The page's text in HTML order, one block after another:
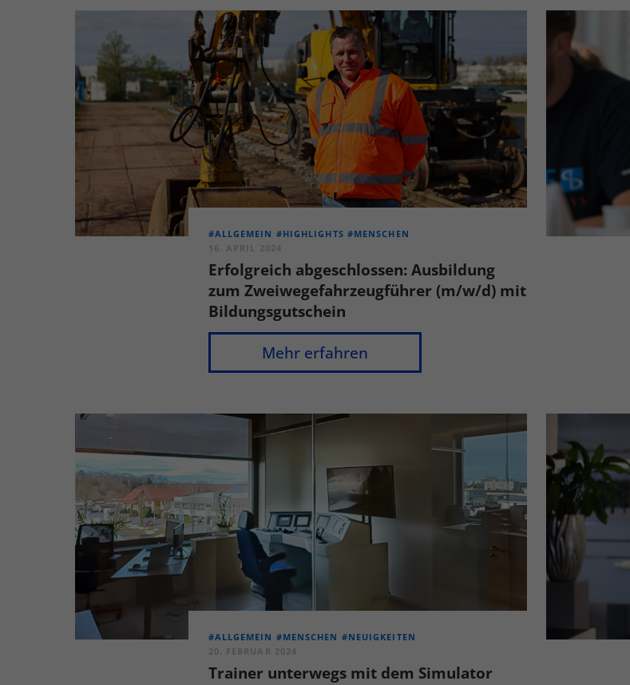
#ALLGEMEIN #HIGHLIGHTS #MENSCHEN
16. APRIL 2024
Erfolgreich abgeschlossen: Ausbildung
zum Zweiwegefahrzeugführer (m/w/d) mit
Bildungsgutschein
Mehr erfahren
#ALLGEMEIN #MENSCHEN #NEUIGKEITEN
20. FEBRUAR 2024
Trainer unterwegs mit dem Simulator
hinweg verfolgen.
Cookie-Informationen anzeigen
Externe Medien (5)
Inhalte von Videoplattformen und Social-Media-Plattformen
blockiert. Wenn Cookies von externen Medien akzeptiert werden,
diese Inhalte keiner manuellen Einwilligung mehr.
Cookie-Informationen anzeigen